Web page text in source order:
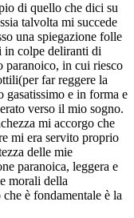
di quello che dici su
talvolta mi succede
una spiegazione folle
in colpe deliranti di
paranoico, in cui riesco
far reggere la
gasatissimo e in forma e
verso il mio sogno.
mi accorgo che
mi era servito proprio
delle mie
paranoica, leggera e
morali della
è fondamentale è la